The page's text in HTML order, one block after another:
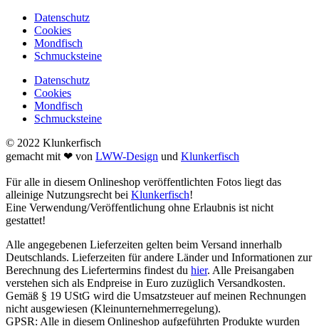
Datenschutz
Cookies
Mondfisch
Schmucksteine
Datenschutz
Cookies
Mondfisch
Schmucksteine
© 2022 Klunkerfisch
gemacht mit ❤ von LWW-Design und Klunkerfisch
Für alle in diesem Onlineshop veröffentlichten Fotos liegt das
alleinige Nutzungsrecht bei Klunkerfisch!
Eine Verwendung/Veröffentlichung ohne Erlaubnis ist nicht
gestattet!
Alle angegebenen Lieferzeiten gelten beim Versand innerhalb
Deutschlands. Lieferzeiten für andere Länder und Informationen zur
Berechnung des Liefertermins findest du hier. Alle Preisangaben
verstehen sich als Endpreise in Euro zuzüglich Versandkosten.
Gemäß § 19 UStG wird die Umsatzsteuer auf meinen Rechnungen
nicht ausgewiesen (Kleinunternehmerregelung).
GPSR: Alle in diesem Onlineshop aufgeführten Produkte wurden